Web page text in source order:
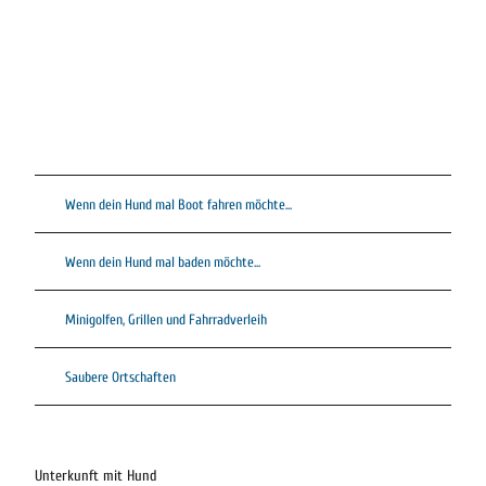
Wenn dein Hund mal Boot fahren möchte...
Wenn dein Hund mal baden möchte...
Minigolfen, Grillen und Fahrradverleih
Saubere Ortschaften
Unterkunft mit Hund